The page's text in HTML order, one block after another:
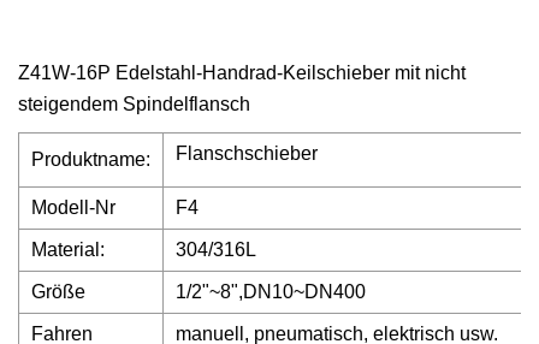
Z41W-16P Edelstahl-Handrad-Keilschieber mit nicht
steigendem Spindelflansch
Produktname: Flanschschieber
Modell-Nr F4
Material: 304/316L
Größe 1/2"~8",DN10~DN400
Fahren manuell, pneumatisch, elektrisch usw.